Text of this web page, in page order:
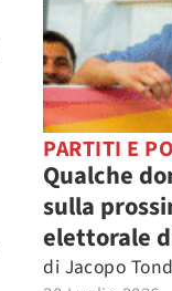
PARTITI E
Qualche
sulla
elettorale
di Jacopo